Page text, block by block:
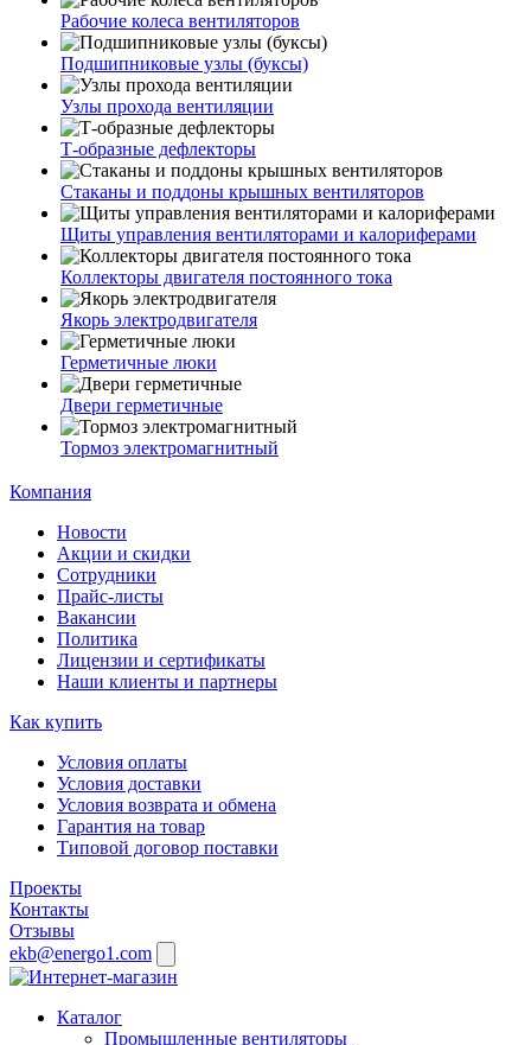
Рабочие колеса вентиляторов
Подшипниковые узлы (буксы)
Узлы прохода вентиляции
Т-образные дефлекторы
Стаканы и поддоны крышных вентиляторов
Щиты управления вентиляторами и калориферами
Коллекторы двигателя постоянного тока
Якорь электродвигателя
Герметичные люки
Двери герметичные
Тормоз электромагнитный
Компания
Новости
Акции и скидки
Сотрудники
Прайс-листы
Вакансии
Политика
Лицензии и сертификаты
Наши клиенты и партнеры
Как купить
Условия оплаты
Условия доставки
Условия возврата и обмена
Гарантия на товар
Типовой договор поставки
Проекты
Контакты
Отзывы
ekb@energo1.com
Каталог
Промышленные вентиляторы